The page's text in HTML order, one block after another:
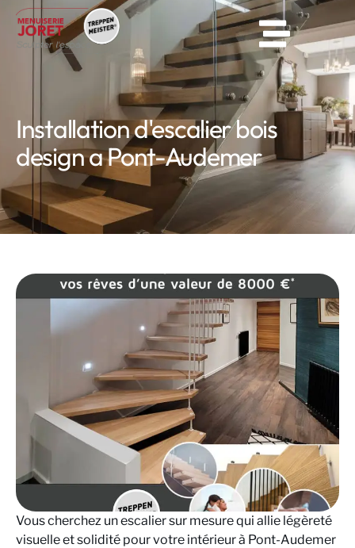
Installation d'escalier bois
design a Pont-Audemer
Vous cherchez un escalier sur mesure qui allie légèreté
visuelle et solidité pour votre intérieur à Pont-Audemer